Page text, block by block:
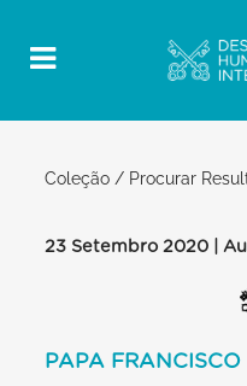
Coleção / Procurar
23 Setembro 2020 |
PAPA